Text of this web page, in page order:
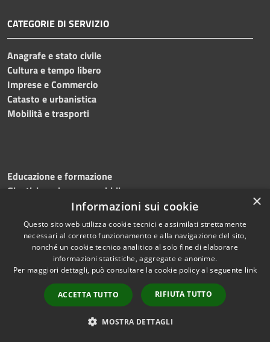
CATEGORIE DI SERVIZIO
Anagrafe e stato civile
Cultura e tempo libero
Imprese e Commercio
Catasto e urbanistica
Mobilità e trasporti
Educazione e formazione
Giustizia e sicurezza pubblica
Tributi,finanze e contravvenzioni
Ambiente
Salute, benessere e assistenza
Autorizzazioni
×
Informazioni sui cookie
Questo sito web utilizza cookie tecnici e assimilati strettamente
necessari al corretto funzionamento e alla navigazione del sito,
nonché un cookie tecnico analitico al solo fine di elaborare
informazioni statistiche, aggregate e anonime.
Per maggiori dettagli, può consultare la cookie policy al seguente link
ACCETTA TUTTO RIFIUTA TUTTO
MOSTRA DETTAGLI